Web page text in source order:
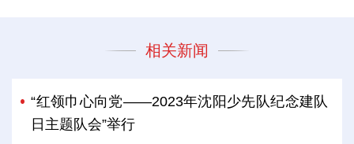
相关新闻
“红领巾心向党——2023年沈阳少先队纪念建队
日主题队会”举行